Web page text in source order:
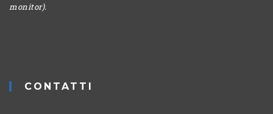
monitor).
CONTATTI